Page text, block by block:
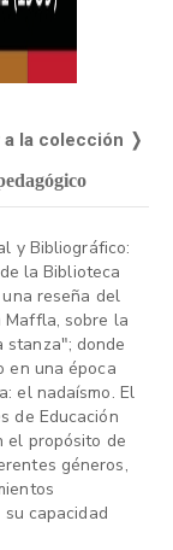
a la colección ❭
y Bibliográfico:
la Biblioteca
reseña del
Maffla, sobre la
stanza"; donde
en una época
el nadaísmo. El
de Educación
el propósito de
géneros,
capacidad